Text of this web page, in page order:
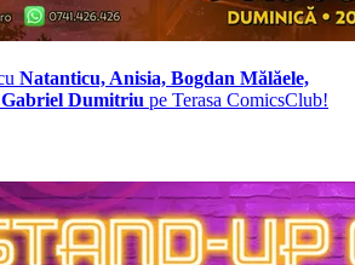
Natanticu, Anisia, Bogdan Mălăele,
Dumitriu pe Terasa ComicsClub!